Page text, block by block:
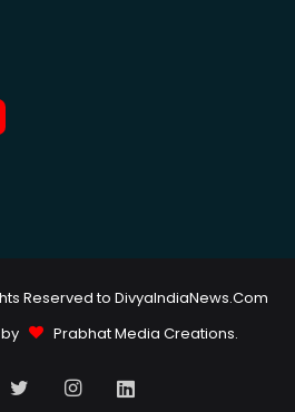
Reserved to DivyaIndiaNews.Com
Prabhat Media Creations.
TwitterInstagram
LinkedIn